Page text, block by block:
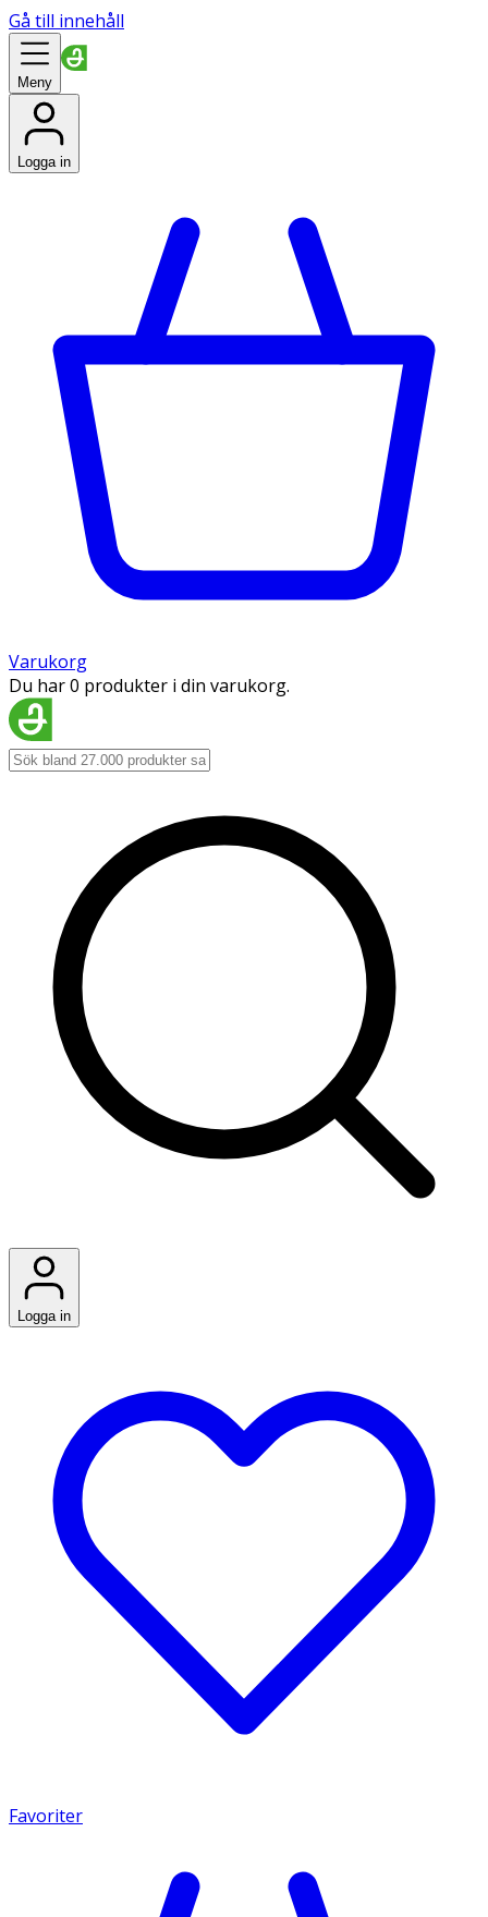
Gå till innehåll
Meny
Logga in
Varukorg
Du har 0 produkter i din varukorg.
Logga in
Favoriter